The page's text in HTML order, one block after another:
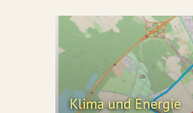
Klima und Energie